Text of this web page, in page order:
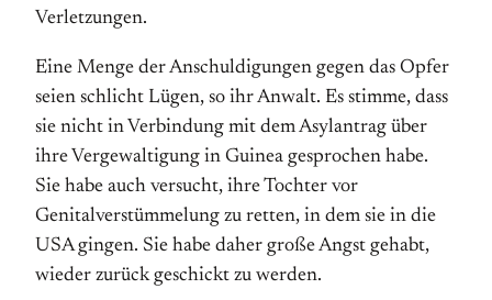
Verletzungen.
Eine Menge der Anschuldigungen gegen das Opfer
seien schlicht Lügen, so ihr Anwalt. Es stimme, dass
sie nicht in Verbindung mit dem Asylantrag über
ihre Vergewaltigung in Guinea gesprochen habe.
Sie habe auch versucht, ihre Tochter vor
Genitalverstümmelung zu retten, in dem sie in die
USA gingen. Sie habe daher große Angst gehabt,
wieder zurück geschickt zu werden.